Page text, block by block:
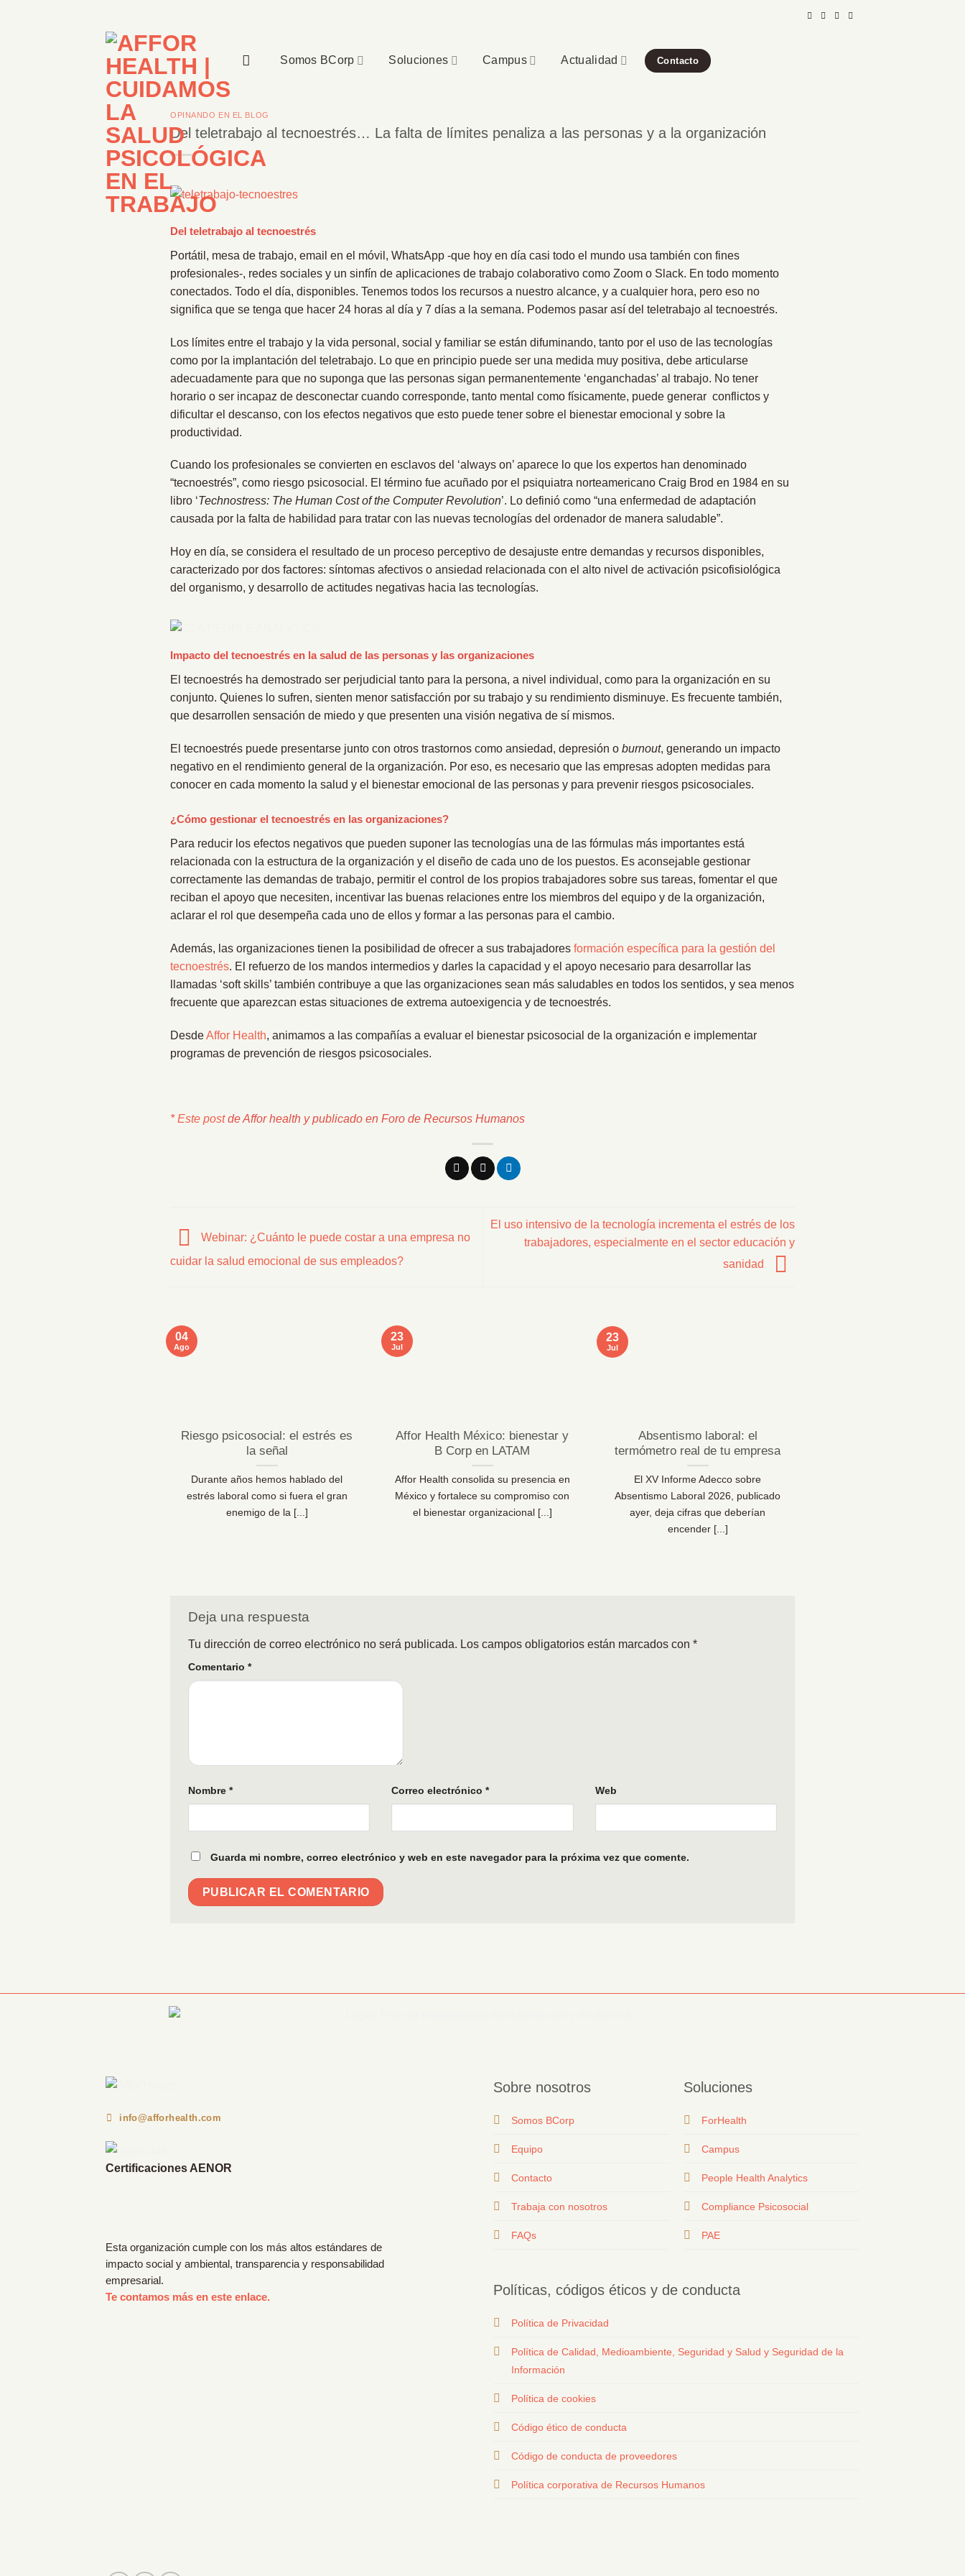
Somos BCorp
Soluciones Campus Actualidad Contacto
OPINANDO EN EL BLOG
Del teletrabajo al tecnoestrés… La falta de límites penaliza a las personas y a la organización
Del teletrabajo al tecnoestrés
Portátil, mesa de trabajo, email en el móvil, WhatsApp -que hoy en día casi todo el mundo usa también con fines
profesionales-, redes sociales y un sinfín de aplicaciones de trabajo colaborativo como Zoom o Slack. En todo momento
conectados. Todo el día, disponibles. Tenemos todos los recursos a nuestro alcance, y a cualquier hora, pero eso no
significa que se tenga que hacer 24 horas al día y 7 días a la semana. Podemos pasar así del teletrabajo al tecnoestrés.
Los límites entre el trabajo y la vida personal, social y familiar se están difuminando, tanto por el uso de las tecnologías
como por la implantación del teletrabajo. Lo que en principio puede ser una medida muy positiva, debe articularse
adecuadamente para que no suponga que las personas sigan permanentemente ‘enganchadas’ al trabajo. No tener
horario o ser incapaz de desconectar cuando corresponde, tanto mental como físicamente, puede generar conflictos y
dificultar el descanso, con los efectos negativos que esto puede tener sobre el bienestar emocional y sobre la
productividad.
Cuando los profesionales se convierten en esclavos del ‘always on’ aparece lo que los expertos han denominado
“tecnoestrés”, como riesgo psicosocial. El término fue acuñado por el psiquiatra norteamericano Craig Brod en 1984 en su
libro ‘Technostress: The Human Cost of the Computer Revolution’. Lo definió como “una enfermedad de adaptación
causada por la falta de habilidad para tratar con las nuevas tecnologías del ordenador de manera saludable”.
Hoy en día, se considera el resultado de un proceso perceptivo de desajuste entre demandas y recursos disponibles,
caracterizado por dos factores: síntomas afectivos o ansiedad relacionada con el alto nivel de activación psicofisiológica
del organismo, y desarrollo de actitudes negativas hacia las tecnologías.
Impacto del tecnoestrés en la salud de las personas y las organizaciones
El tecnoestrés ha demostrado ser perjudicial tanto para la persona, a nivel individual, como para la organización en su
conjunto. Quienes lo sufren, sienten menor satisfacción por su trabajo y su rendimiento disminuye. Es frecuente también,
que desarrollen sensación de miedo y que presenten una visión negativa de sí mismos.
El tecnoestrés puede presentarse junto con otros trastornos como ansiedad, depresión o burnout, generando un impacto
negativo en el rendimiento general de la organización. Por eso, es necesario que las empresas adopten medidas para
conocer en cada momento la salud y el bienestar emocional de las personas y para prevenir riesgos psicosociales.
¿Cómo gestionar el tecnoestrés en las organizaciones?
Para reducir los efectos negativos que pueden suponer las tecnologías una de las fórmulas más importantes está
relacionada con la estructura de la organización y el diseño de cada uno de los puestos. Es aconsejable gestionar
correctamente las demandas de trabajo, permitir el control de los propios trabajadores sobre sus tareas, fomentar el que
reciban el apoyo que necesiten, incentivar las buenas relaciones entre los miembros del equipo y de la organización,
aclarar el rol que desempeña cada uno de ellos y formar a las personas para el cambio.
Además, las organizaciones tienen la posibilidad de ofrecer a sus trabajadores formación específica para la gestión del
tecnoestrés. El refuerzo de los mandos intermedios y darles la capacidad y el apoyo necesario para desarrollar las
llamadas ‘soft skills’ también contribuye a que las organizaciones sean más saludables en todos los sentidos, y sea menos
frecuente que aparezcan estas situaciones de extrema autoexigencia y de tecnoestrés.
DesdeAffor Health, animamos a las compañías a evaluar el bienestar psicosocial de la organización e implementar
programas de prevención de riesgos psicosociales.
*Este postde Affor health y publicado en Foro de Recursos Humanos
Webinar: ¿Cuánto le puede costar a una empresa no
cuidar la salud emocional de sus empleados?
El uso intensivo de la tecnología incrementa el estrés de los
trabajadores, especialmente en el sector educación y
sanidad
Riesgo psicosocial: el estrés es
la señal
Durante años hemos hablado del
estrés laboral como si fuera el gran
enemigo de la [...]
04
Ago
Affor Health México: bienestar y
B Corp en LATAM
Affor Health consolida su presencia en
México y fortalece su compromiso con
el bienestar organizacional [...]
23
Jul
Absentismo laboral: el
termómetro real de tu empresa
El XV Informe Adecco sobre
Absentismo Laboral 2026, publicado
ayer, deja cifras que deberían
encender [...]
23
Jul
Deja una respuesta
Tu dirección de correo electrónico no será publicada. Los campos obligatorios están marcados con *
Comentario *
Nombre * Correo electrónico* Web
Guarda mi nombre, correo electrónico y web en este navegador para la próxima vez que comente.
info@afforhealth.com
Certificaciones AENOR
Esta organización cumple con los más altos estándares de
impacto social y ambiental, transparencia y responsabilidad
empresarial.
Te contamos más en este enlace.
Sobre nosotros
Somos BCorp
Equipo
Contacto
Trabaja con nosotros
FAQs
Soluciones
ForHealth
Campus
People Health Analytics
Compliance Psicosocial
PAE
Políticas, códigos éticos y de conducta
Política de Privacidad
Política de Calidad, Medioambiente, Seguridad y Salud y Seguridad de la
Información
Política de cookies
Código ético de conducta
Código de conducta de proveedores
Política corporativa de Recursos Humanos